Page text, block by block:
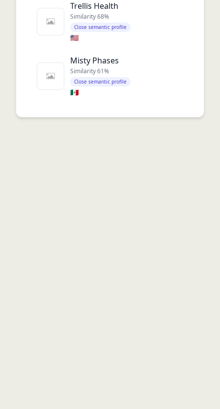
Trellis Health
Similarity68%
Close semantic profile
🇺🇸
Misty Phases
Similarity61%
Close semantic profile
🇲🇽